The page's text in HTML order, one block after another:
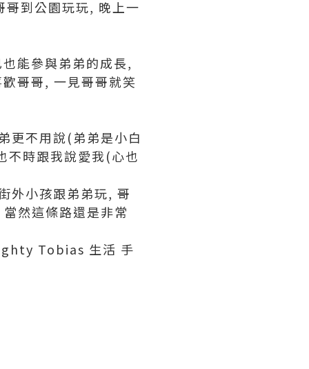
到公園玩玩, 晚上一
能參與弟弟的成長,
哥哥, 一見哥哥就笑
更不用說(弟弟是小白
不時跟我說愛我(心也
外小孩跟弟弟玩, 哥
然這條路還是非常
Tobias 生活 手